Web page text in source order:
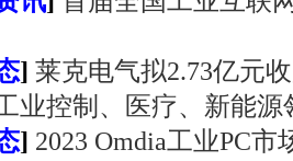
] 莱克电气拟2.73亿元
业控制、医疗、新能源
] 2023 Omdia工业PC